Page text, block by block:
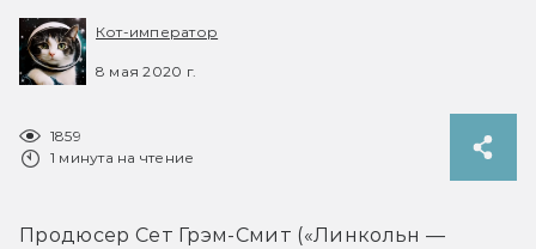
Кот-император
8 мая 2020 г.
1859
1 минута на чтение
Продюсер Сет Грэм-Смит («Линкольн —